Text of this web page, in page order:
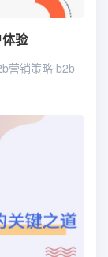
验
营销策略 b2b